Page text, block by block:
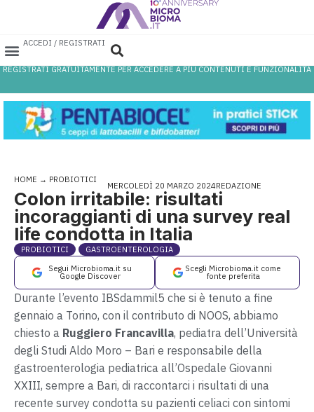
ACCEDI / REGISTRATI
REGISTRATI GRATUITAMENTE PER ACCEDERE A PIÙ CONTENUTI E FUNZIONALITÀ
HOME → PROBIOTICI
MERCOLEDÌ 20 MARZO 2024REDAZIONE
Colon irritabile: risultati
incoraggianti di una survey real
life condotta in Italia
PROBIOTICI
GASTROENTEROLOGIA
Segui Microbioma.it su
Google Discover
Scegli Microbioma.it come
fonte preferita
Durante l’evento IBSdammil5 che si è tenuto a fine
gennaio a Torino, con il contributo di NOOS, abbiamo
chiesto a Ruggiero Francavilla, pediatra dell’Università
degli Studi Aldo Moro – Bari e responsabile della
gastroenterologia pediatrica all’Ospedale Giovanni
XXIII, sempre a Bari, di raccontarci i risultati di una
recente survey condotta su pazienti celiaci con sintomi